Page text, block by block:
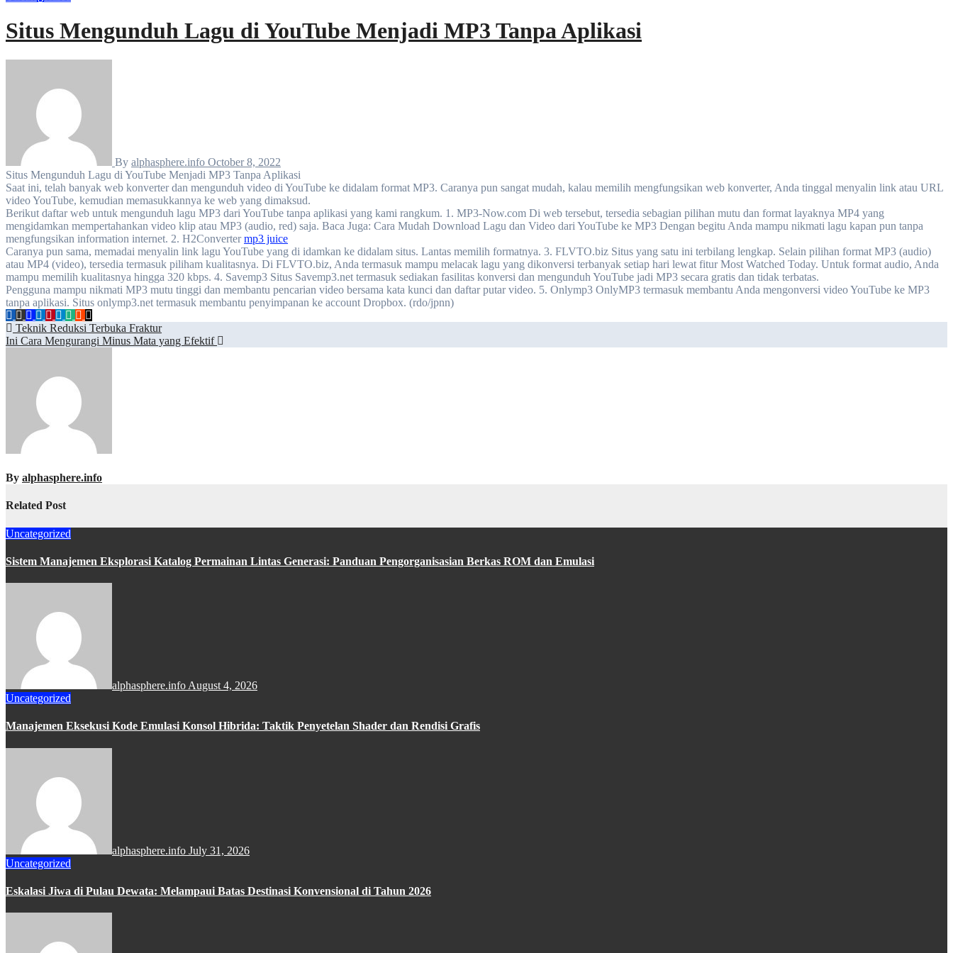
Situs Mengunduh Lagu di YouTube Menjadi MP3 Tanpa Aplikasi
By alphasphere.info October 8, 2022
Situs Mengunduh Lagu di YouTube Menjadi MP3 Tanpa Aplikasi
Saat ini, telah banyak web konverter dan mengunduh video di YouTube ke didalam format MP3. Caranya pun sangat mudah, kalau memilih mengfungsikan web konverter, Anda tinggal menyalin link atau URL
video YouTube, kemudian memasukkannya ke web yang dimaksud.
Berikut daftar web untuk mengunduh lagu MP3 dari YouTube tanpa aplikasi yang kami rangkum. 1. MP3-Now.com Di web tersebut, tersedia sebagian pilihan mutu dan format layaknya MP4 yang
mengidamkan mempertahankan video klip atau MP3 (audio, red) saja. Baca Juga: Cara Mudah Download Lagu dan Video dari YouTube ke MP3 Dengan begitu Anda mampu nikmati lagu kapan pun tanpa
mengfungsikan information internet. 2. H2Convertermp3 juice
Caranya pun sama, memadai menyalin link lagu YouTube yang di idamkan ke didalam situs. Lantas memilih formatnya. 3. FLVTO.biz Situs yang satu ini terbilang lengkap. Selain pilihan format MP3 (audio)
atau MP4 (video), tersedia termasuk piliham kualitasnya. Di FLVTO.biz, Anda termasuk mampu melacak lagu yang dikonversi terbanyak setiap hari lewat fitur Most Watched Today. Untuk format audio, Anda
mampu memilih kualitasnya hingga 320 kbps. 4. Savemp3 Situs Savemp3.net termasuk sediakan fasilitas konversi dan mengunduh YouTube jadi MP3 secara gratis dan tidak terbatas.
Pengguna mampu nikmati MP3 mutu tinggi dan membantu pencarian video bersama kata kunci dan daftar putar video. 5. Onlymp3 OnlyMP3 termasuk membantu Anda mengonversi video YouTube ke MP3
tanpa aplikasi. Situs onlymp3.net termasuk membantu penyimpanan ke account Dropbox. (rdo/jpnn)
Post
navigation
Teknik Reduksi Terbuka Fraktur
Ini Cara Mengurangi Minus Mata yang Efektif
By alphasphere.info
Related Post
Uncategorized
Sistem Manajemen Eksplorasi Katalog Permainan Lintas Generasi: Panduan Pengorganisasian Berkas ROM dan Emulasi
alphasphere.info August 4, 2026
Uncategorized
Manajemen Eksekusi Kode Emulasi Konsol Hibrida: Taktik Penyetelan Shader dan Rendisi Grafis
alphasphere.info July 31, 2026
Uncategorized
Eskalasi Jiwa di Pulau Dewata: Melampaui Batas Destinasi Konvensional di Tahun 2026